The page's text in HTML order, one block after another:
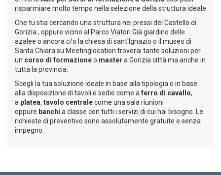
risparmiare molto tempo nella selezione della struttura ideale
Che tu stia cercando una struttura nei pressi del Castello di
Gorizia , oppure vicino al Parco Viatori Già giardino delle
azalee o ancora c/o la chiesa di sant'Ignazio o il museo di
Santa Chiara su Meetinglocation troverai tante soluzioni per
un corso di formazioneo master a Gorizia città ma anche in
tutta la provincia.
Scegli la tua soluzione ideale in base alla tipologia o in base
alla disposizione di tavoli e sedie come a ferro di cavallo,
a platea, tavolo centralecome una sala riunioni
oppure banchi a classe con tutti i servizi di cui hai bisogno. Le
richieste di preventivo sono assolutamente gratuite e senza
impegno.